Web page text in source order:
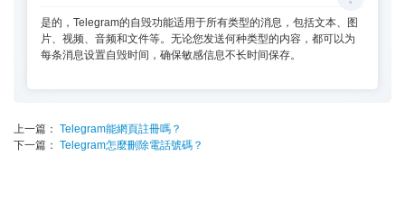
是的，Telegram的自毁功能适用于所有类型的消息，包括文本、图
片、视频、音频和文件等。无论您发送何种类型的内容，都可以为
每条消息设置自毁时间，确保敏感信息不长时间保存。
上一篇： Telegram能網頁註冊嗎？
下一篇： Telegram怎麼刪除電話號碼？